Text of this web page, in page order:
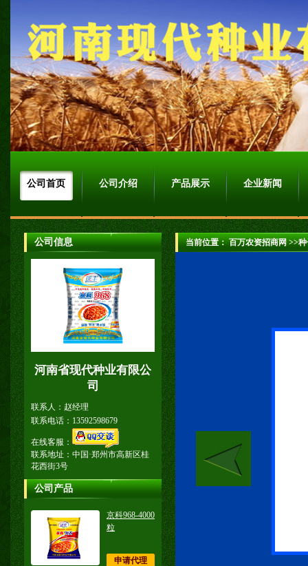
河南省现代种业
百万农资招商网网址：http://
公司首页 公司介绍 产品展示 企业新闻
公司信息
河南省现代种业有限公
司
联系人：赵经理
联系电话：13592598679
在线客服：
联系地址：中国·郑州市高新区桂
花西街3号
公司产品
京科968-4000
粒
申请代理
当前位置：百万农资招商网>>种